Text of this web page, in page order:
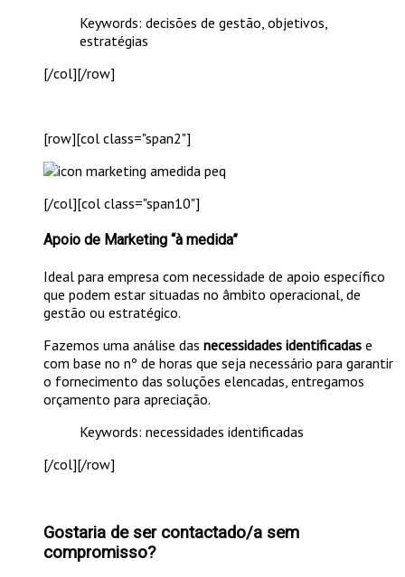
Keywords: decisões de gestão, objetivos,
estratégias
[/col][/row]
[row][col class="span2"]
[/col][col class="span10"]
Apoio de Marketing “à medida”
Ideal para empresa com necessidade de apoio específico
que podem estar situadas no âmbito operacional, de
gestão ou estratégico.
Fazemos uma análise das necessidades identificadas e
com base no nº de horas que seja necessário para garantir
o fornecimento das soluções elencadas, entregamos
orçamento para apreciação.
Keywords: necessidades identificadas
[/col][/row]
Gostaria de ser contactado/a sem
compromisso?